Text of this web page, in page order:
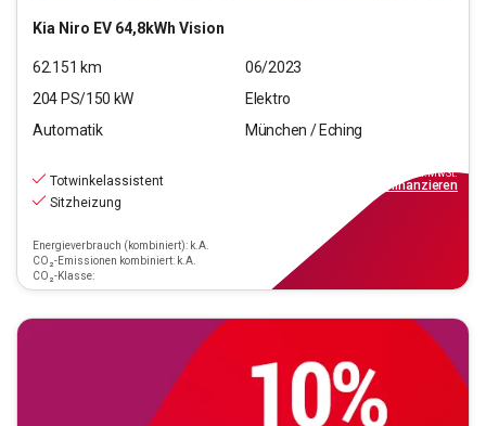
Kia Niro EV 64,8kWh Vision
62.151 km
06/2023
204 PS/150 kW
Elektro
Automatik
München / Eching
Totwinkelassistent
Sitzheizung
Energieverbrauch (kombiniert): k.A.
CO₂-Emissionen kombiniert: k.A.
CO₂-Klasse:
inkl.MwSt.
finanzieren